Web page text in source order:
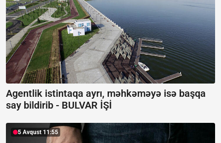
Agentlik istintaqa ayrı, məhkəməyə isə başqa
say bildirib - BULVAR İŞİ
5 Avqust 11:55